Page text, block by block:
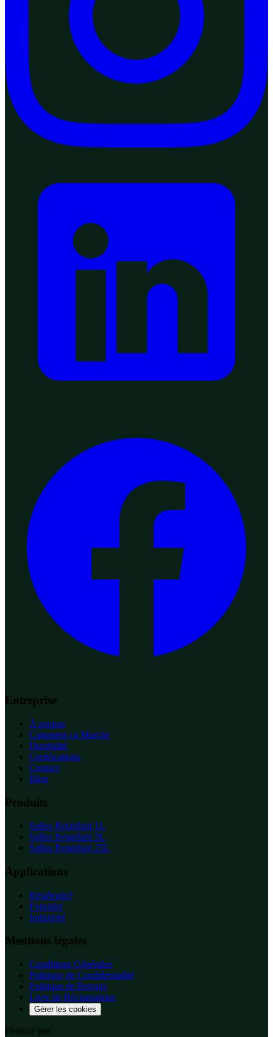
Entreprise
À propos
Comment ça Marche
Durabilité
Certifications
Contact
Blog
Produits
Sallus Retardant 1L
Sallus Retardant 5L
Sallus Retardant 25L
Applications
Résidentiel
Forestier
Industriel
Mentions légales
Conditions Générales
Politique de Confidentialité
Politique de Retours
Livre de Réclamations
Gérer les cookies
Financé par